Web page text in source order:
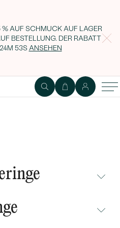
% AUF SCHMUCK AUF LAGER
BESTELLUNG. DER RABATT
52S ANSEHEN
Adalia